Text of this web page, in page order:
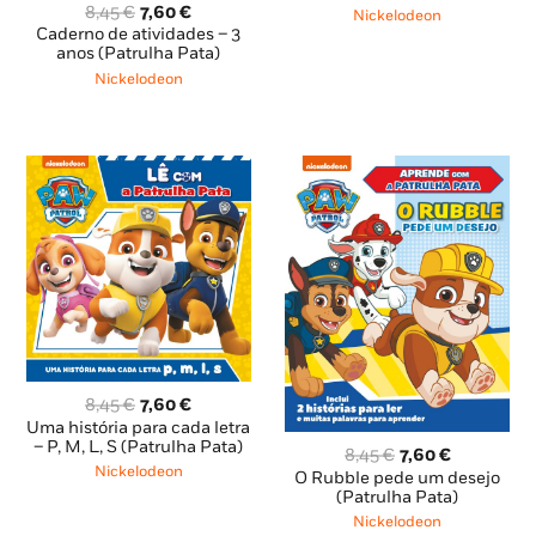
8,45€ O
preço
original
era:
7,60€O
preço
atual
Caderno de atividades – 3
anos (Patrulha Pata)
Nickelodeon
era:
Nickelodeon
8,45€ O
preço
original
era:
7,60€O
preço
atual
Uma história para cada letra
– P, M, L, S (Patrulha Pata)
Nickelodeon
8,45€ O
preço
original
era:
7,60€O
preço
atual
O Rubble pede um desejo
(Patrulha Pata)
Nickelodeon